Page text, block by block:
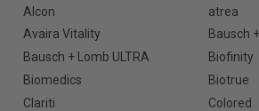
Alcon
atrea
Avaira Vitality
Bausch
Bausch + Lomb ULTRA
Biofinity
Biomedics
Biotrue
Clariti
Colored